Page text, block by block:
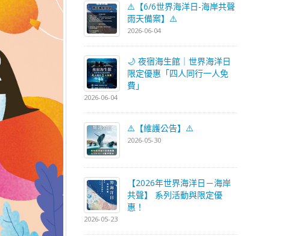
⚠️【6/6世界海洋日-海岸共聲
雨天備案】⚠️
2026-06-04
🌙 夜宿海生館｜世界海洋日
限定優惠「四人同行一人免
費」
2026-06-04
⚠️【維護公告】⚠️
2026-05-30
【2026年世界海洋日－海岸
共聲】 系列活動與限定優
惠！
2026-05-23